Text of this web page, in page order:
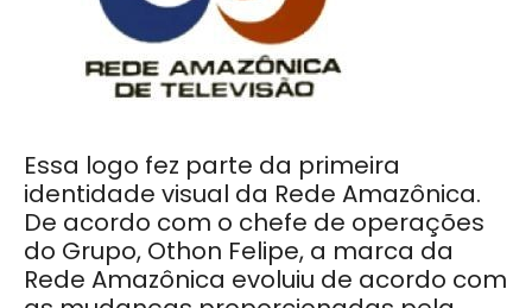
Essa logo fez parte da primeira
identidade visual da Rede Amazônica.
De acordo com o chefe de operações
do Grupo, Othon Felipe, a marca da
Rede Amazônica evoluiu de acordo com